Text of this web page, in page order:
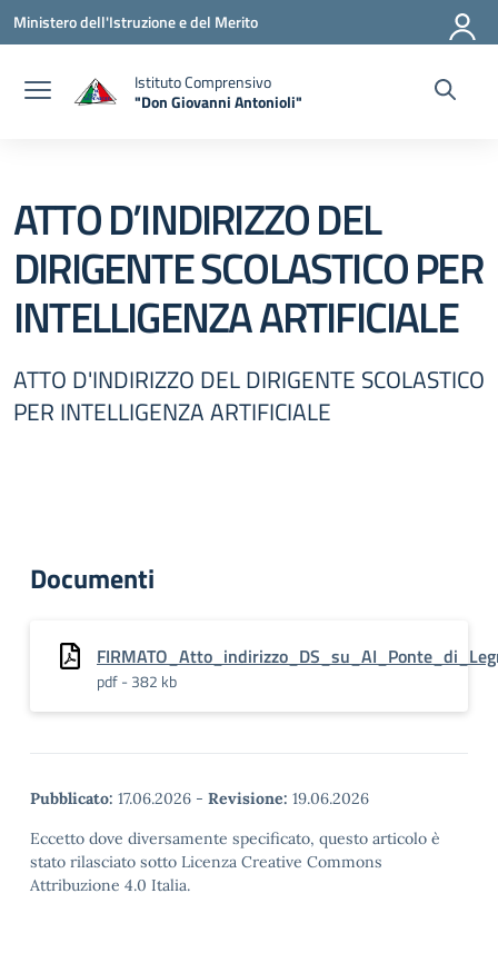
Vai ai contenuti
Vai al menu di navigazione
Vai al footer
Ministero dell'Istruzione e del Merito
Istituto Comprensivo
"Don Giovanni Antonioli"
ATTO D’INDIRIZZO DEL
DIRIGENTE SCOLASTICO PER
INTELLIGENZA ARTIFICIALE
ATTO D'INDIRIZZO DEL DIRIGENTE SCOLASTICO
PER INTELLIGENZA ARTIFICIALE
Documenti
pdf - 382 kb
Pubblicato: 17.06.2026 - Revisione: 19.06.2026
Eccetto dove diversamente specificato, questo articolo è
stato rilasciato sotto Licenza Creative Commons
Attribuzione 4.0 Italia.